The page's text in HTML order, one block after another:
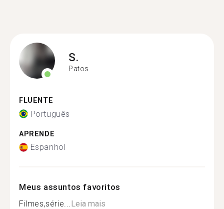
S.
Patos
FLUENTE
Português
APRENDE
Espanhol
Meus assuntos favoritos
Filmes,série...Leia mais